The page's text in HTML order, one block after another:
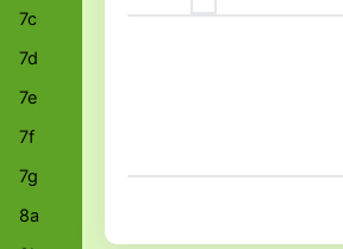
7c
7d
7e
7f
7g
8a